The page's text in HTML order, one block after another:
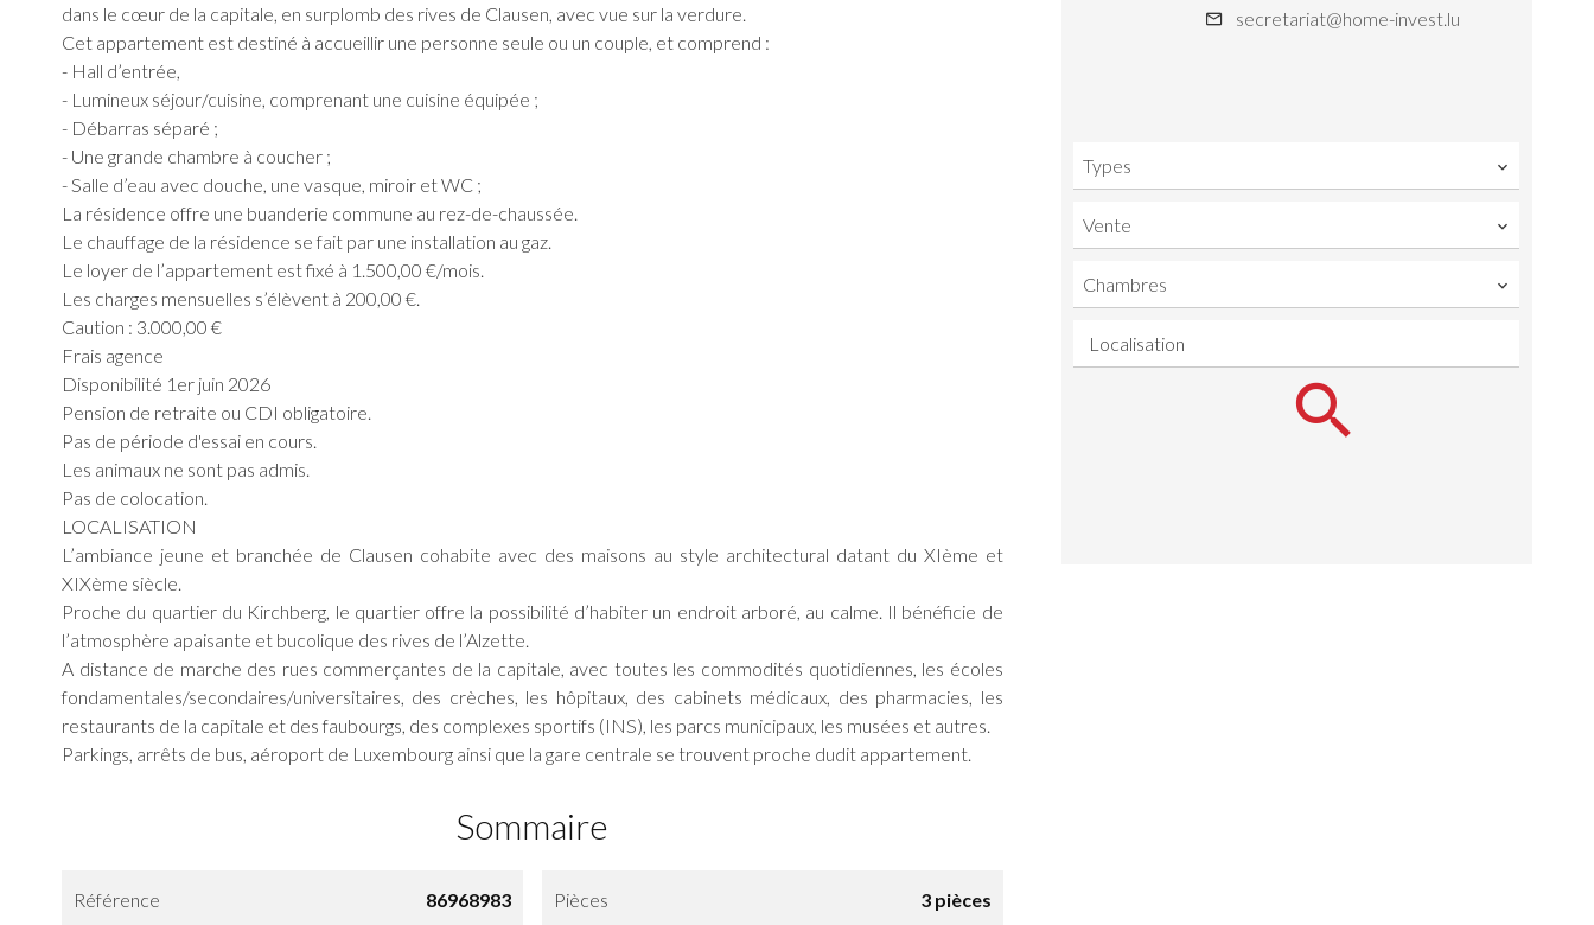
dans le cœur de la capitale, en surplomb des rives de Clausen, avec vue sur la verdure.
Cet appartement est destiné à accueillir une personne seule ou un couple, et comprend :
- Hall d’entrée,
- Lumineux séjour/cuisine, comprenant une cuisine équipée ;
- Débarras séparé ;
- Une grande chambre à coucher ;
- Salle d’eau avec douche, une vasque, miroir et WC ;
La résidence offre une buanderie commune au rez-de-chaussée.
Le chauffage de la résidence se fait par une installation au gaz.
Le loyer de l’appartement est fixé à 1.500,00 €/mois.
Les charges mensuelles s’élèvent à 200,00 €.
Caution : 3.000,00 €
Frais agence
Disponibilité 1er juin 2026
Pension de retraite ou CDI obligatoire.
Pas de période d'essai en cours.
Les animaux ne sont pas admis.
Pas de colocation.
LOCALISATION
L’ambiance jeune et branchée de Clausen cohabite avec des maisons au style architectural datant du XIème et
XIXème siècle.
Proche du quartier du Kirchberg, le quartier offre la possibilité d’habiter un endroit arboré, au calme. Il bénéficie de
l’atmosphère apaisante et bucolique des rives de l’Alzette.
A distance de marche des rues commerçantes de la capitale, avec toutes les commodités quotidiennes, les écoles
fondamentales/secondaires/universitaires, des crèches, les hôpitaux, des cabinets médicaux, des pharmacies, les
restaurants de la capitale et des faubourgs, des complexes sportifs (INS), les parcs municipaux, les musées et autres.
Parkings, arrêts de bus, aéroport de Luxembourg ainsi que la gare centrale se trouvent proche dudit appartement.
Sommaire
Référence 86968983 Pièces 3 pièces
secretariat@home-invest.lu
Types
Vente
Chambres
Localisation